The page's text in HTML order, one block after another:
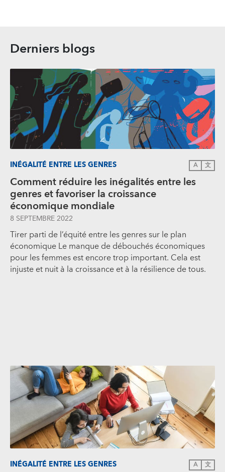
Derniers blogs
INÉGALITÉ ENTRE LES GENRES A 文
Comment réduire les inégalités entre les
genres et favoriser la croissance
économique mondiale
8 SEPTEMBRE 2022
Tirer parti de l’équité entre les genres sur le plan
économique Le manque de débouchés économiques
pour les femmes est encore trop important. Cela est
injuste et nuit à la croissance et à la résilience de tous.
INÉGALITÉ ENTRE LES GENRES A 文